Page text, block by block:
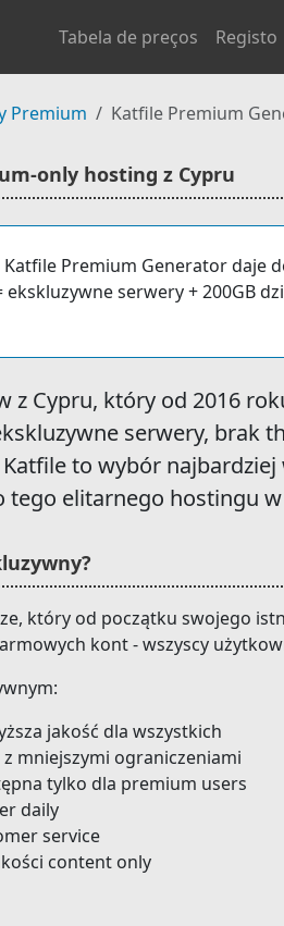
Tabela de preços Registo
Premium Katfile Premium
only hosting z Cypru
Katfile Premium Generator daje
serwery + 200GB
Cypru, który od 2016
serwery, brak
to wybór
elitarnego hostingu
który od początku swojego
kont - wszyscy
jakość dla wszystkich
mniejszymi ograniczeniami
tylko dla premium users
daily
service
content only